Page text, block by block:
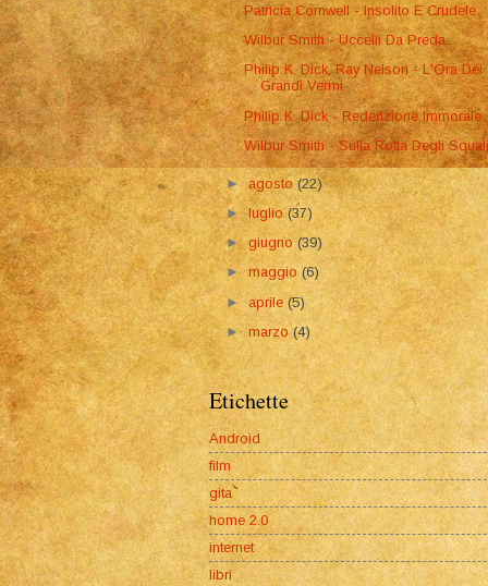
Patricia Cornwell - Insolito E Crudele
Wilbur Smith - Uccelli Da Preda
Philip K. Dick, Ray Nelson - L'Ora Dei
Grandi Vermi
Philip K. Dick - Redenzione Immorale
Wilbur Smith - Sulla Rotta Degli
►agosto(22)
►luglio(37)
►giugno(39)
►maggio(6)
► aprile(5)
►marzo(4)
Etichette
Android
film
gita
home 2.0
internet
libri